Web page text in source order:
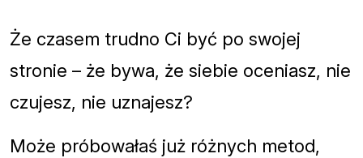
Że czasem trudno Ci być po swojej
stronie – że bywa, że siebie oceniasz, nie
czujesz, nie uznajesz?
Może próbowałaś już różnych metod,